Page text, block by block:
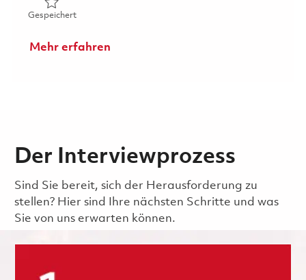
GespeichertGespeichert Simulations Ingenieur/
Mehr erfahren
Der Interviewprozess
Sind Sie bereit, sich der Herausforderung zu
stellen? Hier sind Ihre nächsten Schritte und was
Sie von uns erwarten können.